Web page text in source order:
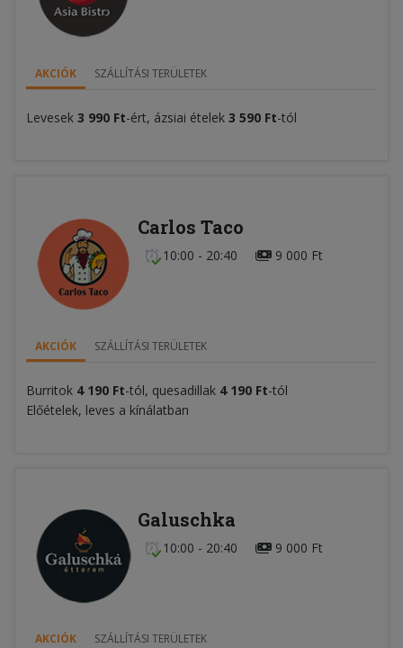
AKCIÓK SZÁLLÍTÁSI TERÜLETEK
Levesek 3 990 Ft-ért, ázsiai ételek 3 590 Ft-tól
Carlos Taco
10:00 - 20:40 9 000 Ft
AKCIÓK SZÁLLÍTÁSI TERÜLETEK
Burritok 4 190 Ft-tól, quesadillak 4 190 Ft-tól
Előételek, leves a kínálatban
Galuschka
10:00 - 20:40 9 000 Ft
AKCIÓK SZÁLLÍTÁSI TERÜLETEK